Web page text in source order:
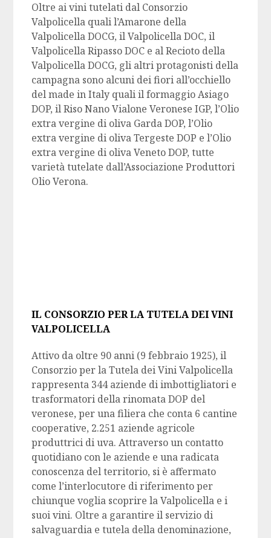
Oltre ai vini tutelati dal Consorzio
Valpolicella quali l’Amarone della
Valpolicella DOCG, il Valpolicella DOC, il
Valpolicella Ripasso DOC e al Recioto della
Valpolicella DOCG, gli altri protagonisti della
campagna sono alcuni dei fiori all’occhiello
del made in Italy quali il formaggio Asiago
DOP, il Riso Nano Vialone Veronese IGP, l’Olio
extra vergine di oliva Garda DOP, l’Olio
extra vergine di oliva Tergeste DOP e l’Olio
extra vergine di oliva Veneto DOP, tutte
varietà tutelate dall’Associazione Produttori
Olio Verona.
IL CONSORZIO PER LA TUTELA DEI VINI
VALPOLICELLA
Attivo da oltre 90 anni (9 febbraio 1925), il
Consorzio per la Tutela dei Vini Valpolicella
rappresenta 344 aziende di imbottigliatori e
trasformatori della rinomata DOP del
veronese, per una filiera che conta 6 cantine
cooperative, 2.251 aziende agricole
produttrici di uva. Attraverso un contatto
quotidiano con le aziende e una radicata
conoscenza del territorio, si è affermato
come l’interlocutore di riferimento per
chiunque voglia scoprire la Valpolicella e i
suoi vini. Oltre a garantire il servizio di
salvaguardia e tutela della denominazione,